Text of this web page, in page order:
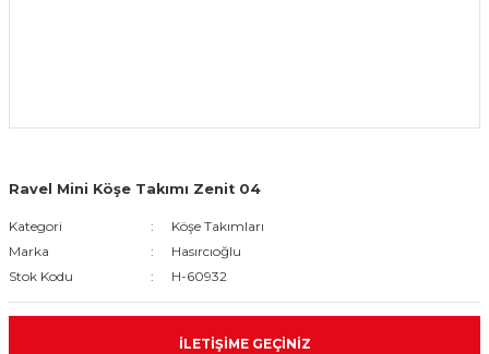
Ravel Mini Köşe Takımı Zenit 04
Kategori
Köşe Takımları
Marka
Hasırcıoğlu
Stok Kodu
H-60932
İLETIŞIME GEÇINIZ